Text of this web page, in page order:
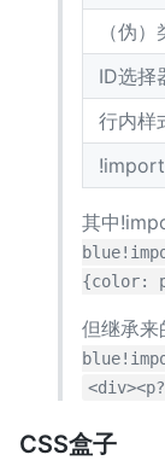
（伪
ID选择
行内样
其中
{color:
但继承来
CSS盒子